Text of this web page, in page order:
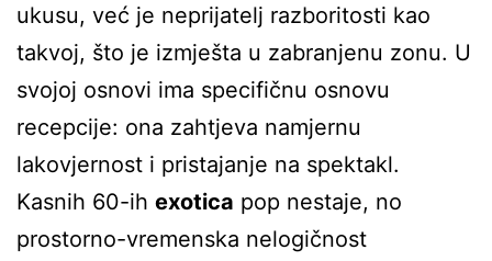
ukusu, već je neprijatelj razboritosti kao
takvoj, što je izmješta u zabranjenu zonu. U
svojoj osnovi ima specifičnu osnovu
recepcije: ona zahtjeva namjernu
lakovjernost i pristajanje na spektakl.
Kasnih 60-ih exotica pop nestaje, no
prostorno-vremenska nelogičnost